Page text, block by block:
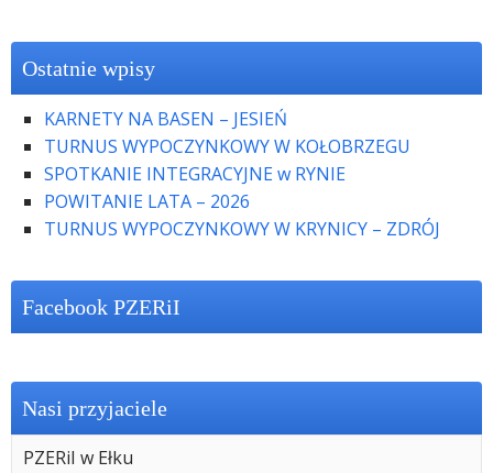
Ostatnie wpisy
KARNETY NA BASEN – JESIEŃ
TURNUS WYPOCZYNKOWY W KOŁOBRZEGU
SPOTKANIE INTEGRACYJNE w RYNIE
POWITANIE LATA – 2026
TURNUS WYPOCZYNKOWY W KRYNICY – ZDRÓJ
Facebook PZERiI
Nasi przyjaciele
PZERiI w Ełku